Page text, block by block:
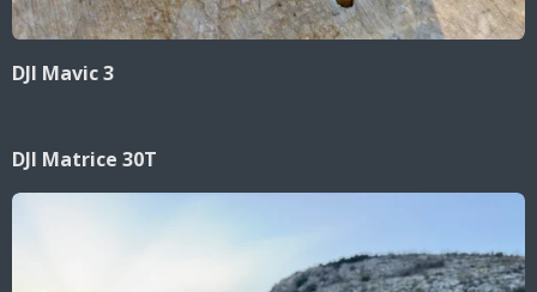
DJI Mavic 3
DJI Matrice 30T